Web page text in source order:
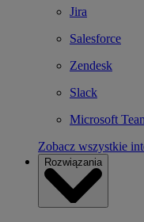
Jira
Salesforce
Zendesk
Slack
Microsoft
Zobacz wszystkie
Rozwiązania